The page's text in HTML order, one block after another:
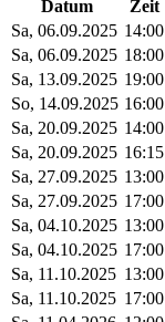
Datum Zeit
Sa, 06.09.2025 14:00
Sa, 06.09.2025 18:00
Sa, 13.09.2025 19:00
So, 14.09.2025 16:00
Sa, 20.09.2025 14:00
Sa, 20.09.2025 16:15
Sa, 27.09.2025 13:00
Sa, 27.09.2025 17:00
Sa, 04.10.2025 13:00
Sa, 04.10.2025 17:00
Sa, 11.10.2025 13:00
Sa, 11.10.2025 17:00